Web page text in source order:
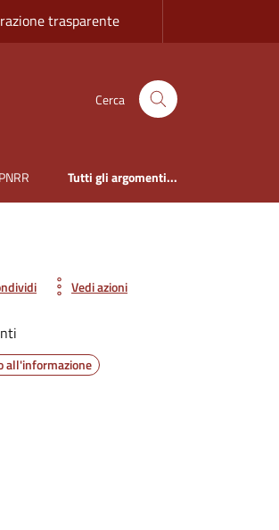
trasparente
Cerca
PNRR Tutti gli argomenti...
Vedi azioni
all'informazione